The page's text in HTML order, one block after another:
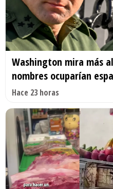
Washington mira más
nombres ocuparían
Hace 23 horas